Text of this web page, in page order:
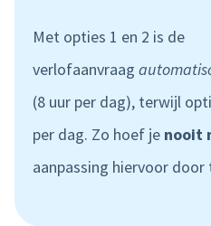
Met opties 1 en 2 is de
verlofaanvraag
(8 uur per dag), terwijl
per dag. Zo hoef je nooit
aanpassing hiervoor door